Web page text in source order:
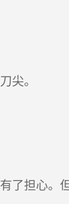
尖。
了担心。